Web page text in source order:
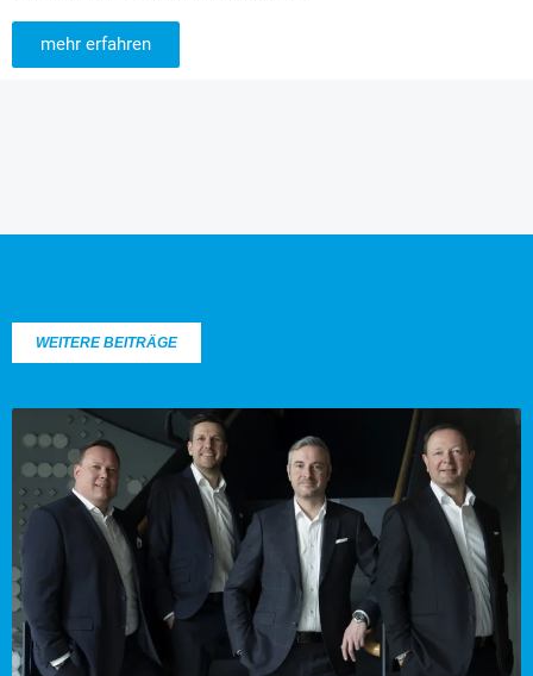
mehr erfahren
WEITERE BEITRÄGE